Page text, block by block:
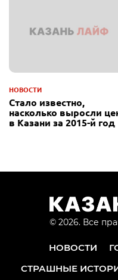
НОВОСТИ
Стало известно,
насколько выросли
в Казани за 2015-й год
© 2026. Все
НОВОСТИ
СТРАШНЫЕ